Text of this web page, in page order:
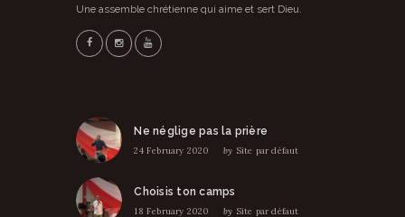
Une assemble chrétienne qui aime et sert Dieu.
Ne néglige pas la prière
24 February 2020 by Site par défaut
Choisis ton camps
18 February 2020 by Site par défaut